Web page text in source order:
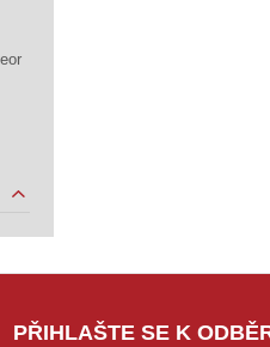
PŘIHLAŠTE SE K